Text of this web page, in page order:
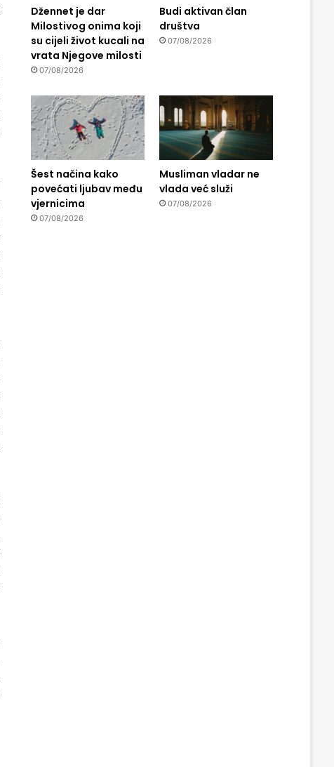
Džennet je dar
Milostivog onima koji
su cijeli život kucali na
vrata Njegove milosti
07/08/2026
Budi aktivan član
društva
07/08/2026
Šest načina kako
povećati ljubav među
vjernicima
07/08/2026
Musliman vladar ne
vlada već služi
07/08/2026